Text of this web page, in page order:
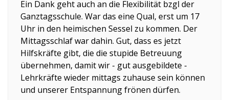
Ein Dank geht auch an die Flexibilität bzgl der
Ganztagsschule. War das eine Qual, erst um 17
Uhr in den heimischen Sessel zu kommen. Der
Mittagsschlaf war dahin. Gut, dass es jetzt
Hilfskräfte gibt, die die stupide Betreuung
übernehmen, damit wir - gut ausgebildete -
Lehrkräfte wieder mittags zuhause sein können
und unserer Entspannung frönen dürfen.